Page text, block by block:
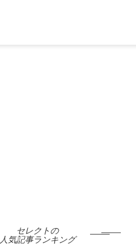
セレクトの
人気記事ランキング